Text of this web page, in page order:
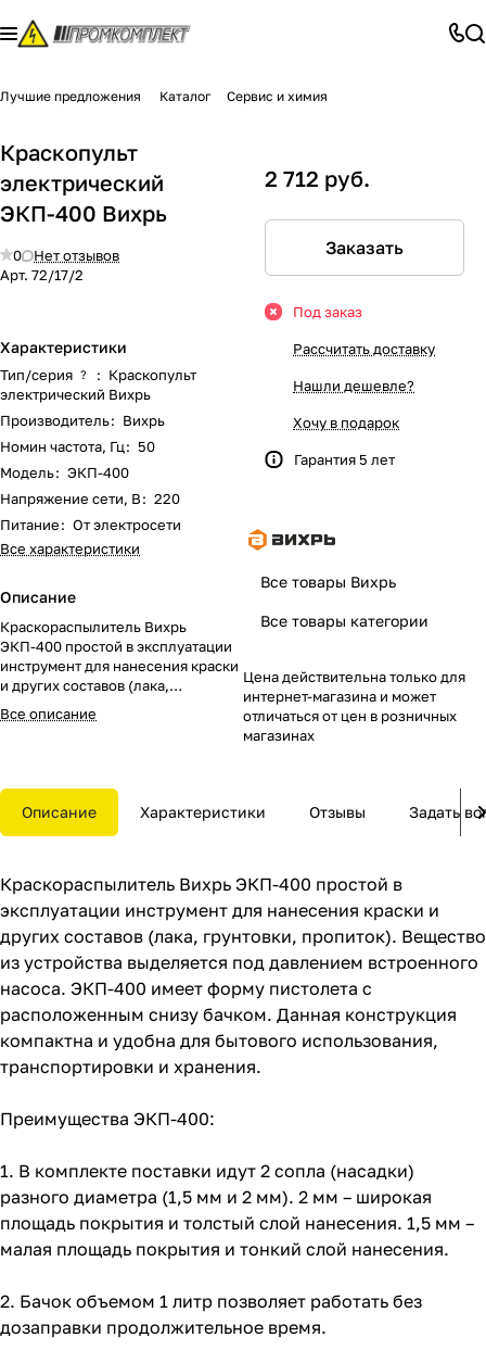
Лучшие предложения Каталог Сервис и химия
Краскопульт
электрический
ЭКП-400 Вихрь
0
Нет отзывов
Арт. 72/17/2
Характеристики
Тип/серия ? : Краскопульт
электрический Вихрь
Производитель: Вихрь
Номин частота, Гц: 50
Модель: ЭКП-400
Напряжение сети, В: 220
Питание: От электросети
Все характеристики
Описание
Краскораспылитель Вихрь
ЭКП-400 простой в эксплуатации
инструмент для нанесения краски
и других составов (лака,
грунтовки, пропиток). Вещество
из устройства выделяется под
удобна для бытового
использования, транспортировки
Все описание
2 712 руб.
Заказать
Под заказ
Рассчитать доставку
Нашли дешевле?
Хочу в подарок
Гарантия 5 лет
Все товары Вихрь
Все товары категории
Цена действительна только для
интернет-магазина и может
отличаться от цен в розничных
магазинах
Описание Характеристики Отзывы Задать
Краскораспылитель Вихрь ЭКП-400 простой в
эксплуатации инструмент для нанесения краски и
других составов (лака, грунтовки, пропиток). Вещество
из устройства выделяется под давлением встроенного
насоса. ЭКП-400 имеет форму пистолета с
расположенным снизу бачком. Данная конструкция
компактна и удобна для бытового использования,
транспортировки и хранения.
Преимущества ЭКП-400:
1. В комплекте поставки идут 2 сопла (насадки)
разного диаметра (1,5 мм и 2 мм). 2 мм – широкая
площадь покрытия и толстый слой нанесения. 1,5 мм –
малая площадь покрытия и тонкий слой нанесения.
2. Бачок объемом 1 литр позволяет работать без
дозаправки продолжительное время.